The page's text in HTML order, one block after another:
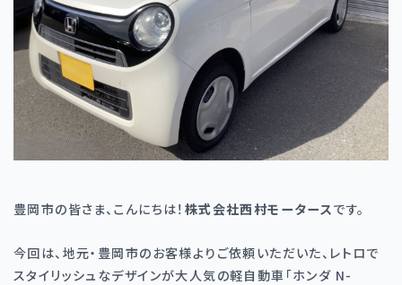
豊岡市の皆さま、こんにちは！ 株式会社西村モータースです。
今回は、地元・豊岡市のお客様よりご依頼いただいた、レトロで
スタイリッシュなデザインが大人気の軽自動車「ホンダ N-